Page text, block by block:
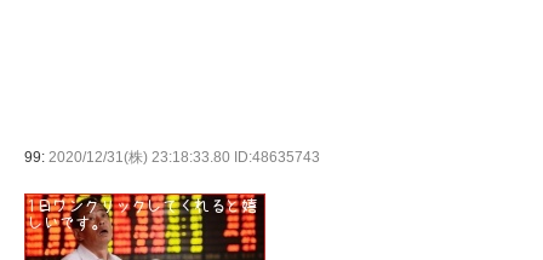
99: 2020/12/31(株) 23:18:33.80 ID:48635743